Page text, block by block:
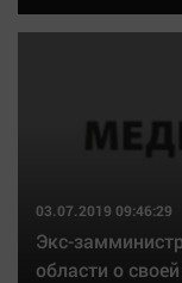
03.07.2019 09:46:29
Экс-
области о